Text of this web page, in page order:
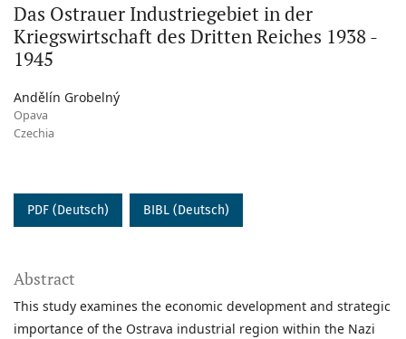
Das Ostrauer Industriegebiet in der
Kriegswirtschaft des Dritten Reiches 1938 -
1945
Andělín Grobelný
Opava
Czechia
PDF (Deutsch) BIBL (Deutsch)
Abstract
This study examines the economic development and strategic
importance of the Ostrava industrial region within the Nazi